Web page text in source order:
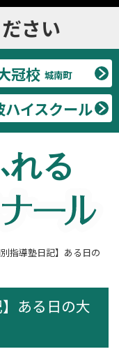
さい
冠校 城南町
ハイスクール
る
別指導塾日記】ある日の
ある日の大